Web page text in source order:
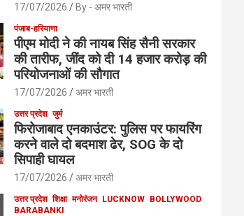
17/07/2026 By - अमर भारती
पंजाब-हरियाणा
पीएम मोदी ने की नायब सिंह सैनी सरकार
की तारीफ, जींद को दी 14 हजार करोड़ की
परियोजनाओं की सौगात
17/07/2026 अमर भारती
उत्तर प्रदेश जुर्म
फिरोजाबाद एनकाउंटर: पुलिस पर फायरिंग
करने वाले दो बदमाश ढेर, SOG के दो
सिपाही घायल
17/07/2026 अमर भारती
उत्तर प्रदेश शिक्षा मनोरंजन LUCKNOW BOLLYWOOD
BARABANKI